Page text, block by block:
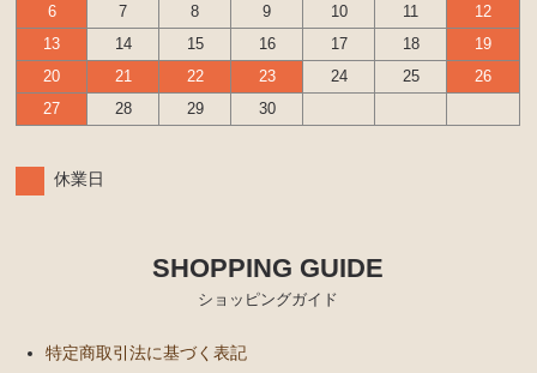
6
7 8 9 10 11
12
13
14 15 16 17 18
19
20
21 22 23 24 25
26
27
28 29 30
休業日
SHOPPING GUIDE
ショッピングガイド
特定商取引法に基づく表記